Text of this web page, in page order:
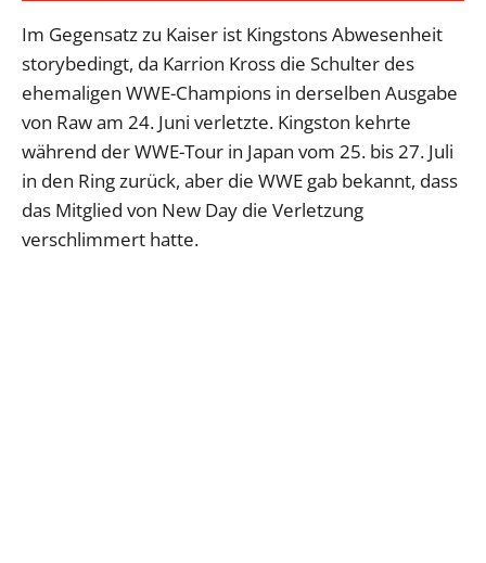
Im Gegensatz zu Kaiser ist Kingstons Abwesenheit
storybedingt, da Karrion Kross die Schulter des
ehemaligen WWE-Champions in derselben Ausgabe
von Raw am 24. Juni verletzte. Kingston kehrte
während der WWE-Tour in Japan vom 25. bis 27. Juli
in den Ring zurück, aber die WWE gab bekannt, dass
das Mitglied von New Day die Verletzung
verschlimmert hatte.